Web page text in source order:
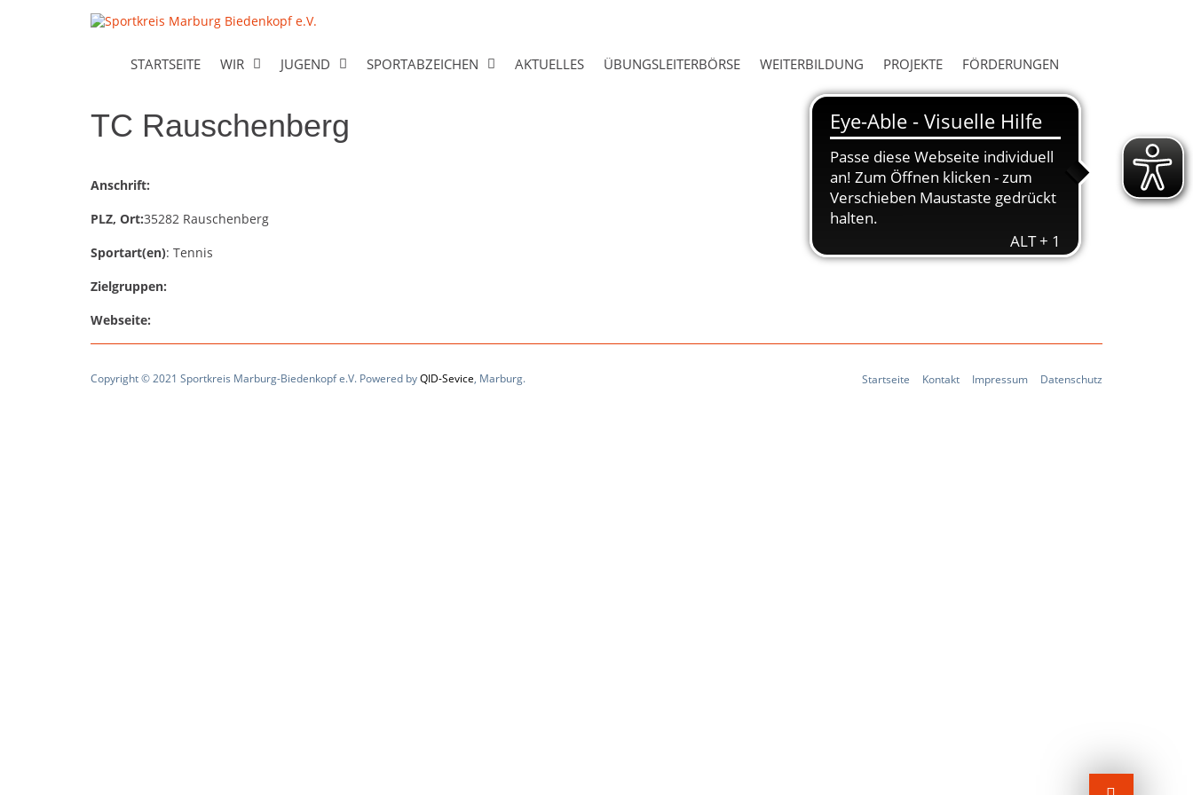
STARTSEITE WIR JUGEND SPORTABZEICHEN AKTUELLES ÜBUNGSLEITERBÖRSE WEITERBILDUNG PROJEKTE FÖRDERUNGEN
TC Rauschenberg
Anschrift:
PLZ, Ort:35282 Rauschenberg
Sportart(en): Tennis
Zielgruppen:
Webseite:
Copyright © 2021 Sportkreis Marburg-Biedenkopf e.V. Powered byQID-Sevice, Marburg. Startseite Kontakt Impressum Datenschutz